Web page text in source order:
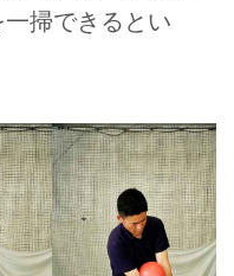
一掃できるとい